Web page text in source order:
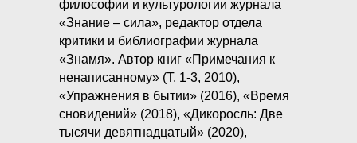
философии и культурологии журнала
«Знание – сила», редактор отдела
критики и библиографии журнала
«Знамя». Автор книг «Примечания к
ненаписанному» (Т. 1-3, 2010),
«Упражнения в бытии» (2016), «Время
сновидений» (2018), «Дикоросль: Две
тысячи девятнадцатый» (2020),